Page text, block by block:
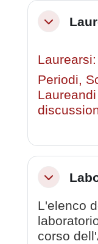
Minimizza
Periodi,
Minimizza
L'elenco
corso